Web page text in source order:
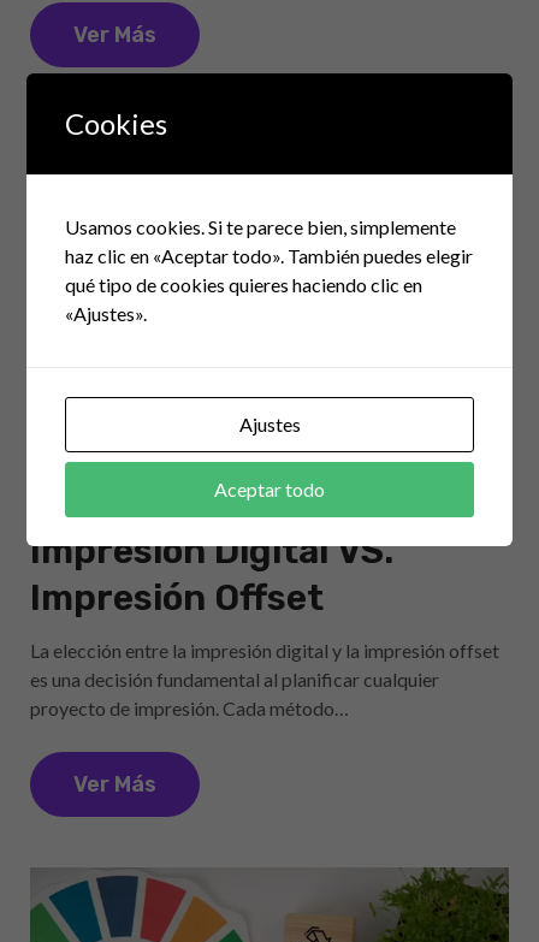
Ver Más
Calltek
Impresión Digital VS.
Impresión Offset
La elección entre la impresión digital y la impresión offset
es una decisión fundamental al planificar cualquier
proyecto de impresión. Cada método…
Ver Más
Cookies
Usamos cookies. Si te parece bien, simplemente
haz clic en «Aceptar todo». También puedes elegir
qué tipo de cookies quieres haciendo clic en
«Ajustes».
Ajustes
Aceptar todo